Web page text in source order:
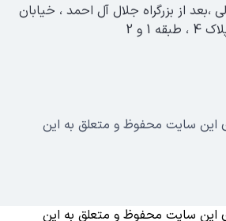
،بعد از بزرگراه جلال آل احمد ، خیابان
و 2
این سایت محفوظ و متعلق به این
این سایت محفوظ و متعلق به این